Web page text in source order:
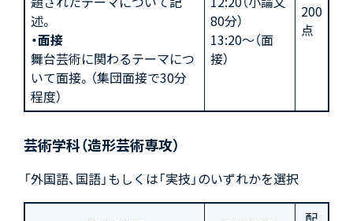
述。
・面接
舞台芸術に関わるテーマにつ
いて面接。（集団面接で30分
程度）
80分）
13:20～（面
接）
200
点
芸術学科（造形芸術専攻）
「外国語、国語」もしくは「実技」のいずれかを選択